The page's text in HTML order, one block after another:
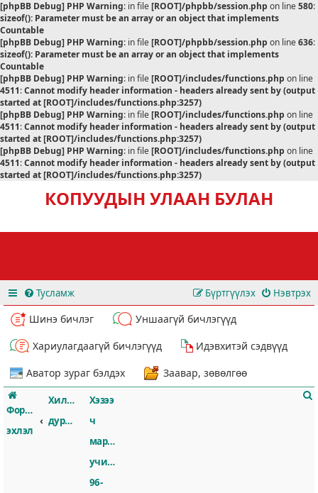
[phpBB Debug] PHP Warning: in file[ROOT]/phpbb/session.php on line580:
sizeof(): Parameter must be an array or an object that implements
Countable
[phpBB Debug] PHP Warning: in file[ROOT]/phpbb/session.php on line636:
sizeof(): Parameter must be an array or an object that implements
Countable
[phpBB Debug] PHP Warning: in file[ROOT]/includes/functions.php on line
4511:Cannot modify header information - headers already sent by (output
started at [ROOT]/includes/functions.php:3257)
[phpBB Debug] PHP Warning: in file[ROOT]/includes/functions.php on line
4511:Cannot modify header information - headers already sent by (output
started at [ROOT]/includes/functions.php:3257)
[phpBB Debug] PHP Warning: in file[ROOT]/includes/functions.php on line
4511:Cannot modify header information - headers already sent by (output
started at [ROOT]/includes/functions.php:3257)
КОПУУДЫН УЛААН БУЛАН
Тусламж Нэвтрэх
Бүртгүүлэх
Шинэ бичлэг
Уншаагүй бичлэгүүд
Хариулагдаагүй бичлэгүүд
Идэвхитэй сэдвүүд
Аватор зураг бэлдэх
Заавар, зөвөлгөө
Форумын
эхлэл
Хилссборогийн
дурсгал
Хэзээ
ч
мартах
учиргүй
96-